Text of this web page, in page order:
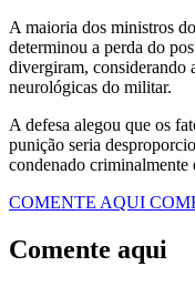
A maioria dos ministros
determinou a perda do
divergiram, considerando
neurológicas do militar.
A defesa alegou que os
punição seria
condenado
COMENTE AQUI
Comente aqui